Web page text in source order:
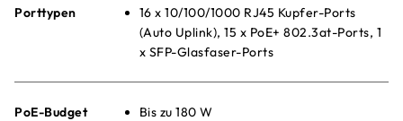
Porttypen
16 x 10/100/1000 RJ45 Kupfer-Ports
(Auto Uplink), 15 x PoE+ 802.3at-Ports, 1
x SFP-Glasfaser-Ports
PoE-Budget Bis zu 180 W